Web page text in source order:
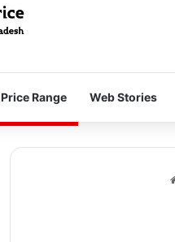
Price Range Web Stories